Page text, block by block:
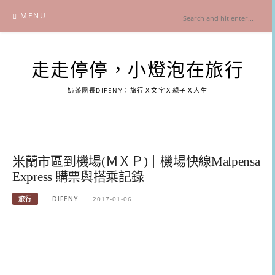
content
MENU
走走停停，小燈泡在旅行
奶茶團長DIFENY：旅行Ｘ文字Ｘ親子Ｘ人生
米蘭市區到機場(ＭＸＰ)｜機場快線Malpensa
Express 購票與搭乘記錄
旅行 DIFENY 2017-01-06